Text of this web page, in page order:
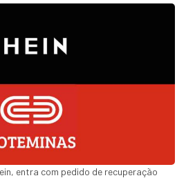
entra com pedido de recuperação